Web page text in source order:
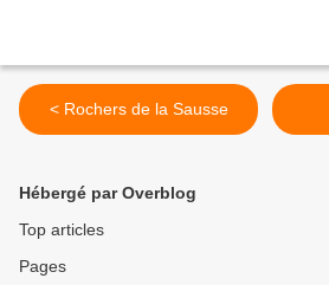
< Rochers de la Sausse
Hébergé par Overblog
Top articles
Pages